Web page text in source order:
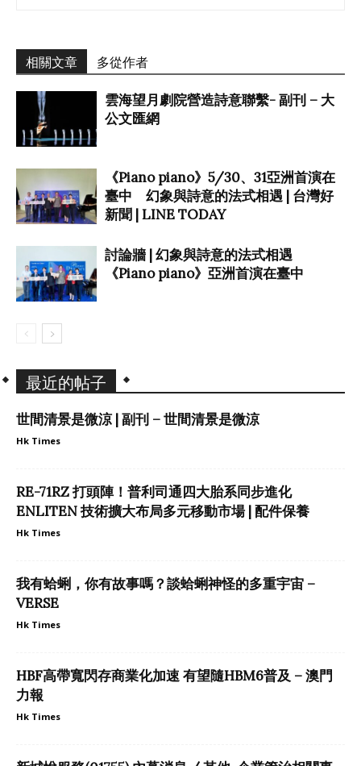
相關文章 多從作者
雲海望月劇院營造詩意聯繫- 副刊 – 大
公文匯網
《Piano piano》5/30、31亞洲首演在
臺中 幻象與詩意的法式相遇 | 台灣好
新聞 | LINE TODAY
討論牆 | 幻象與詩意的法式相遇
《Piano piano》亞洲首演在臺中
最近的帖子
世間清景是微涼 | 副刊 – 世間清景是微涼
Hk Times
RE-71RZ 打頭陣！普利司通四大胎系同步進化
ENLITEN 技術擴大布局多元移動市場 | 配件保養
Hk Times
我有蛤蜊，你有故事嗎？談蛤蜊神怪的多重宇宙 –
VERSE
Hk Times
HBF高帶寬閃存商業化加速 有望隨HBM6普及 – 澳門
力報
Hk Times